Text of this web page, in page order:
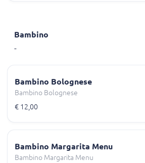
Bambino
-
Bambino Bolognese
Bambino Bolognese
€ 12,00
Bambino Margarita Menu
Bambino Margarita Menu